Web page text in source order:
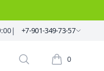
| +7-901-349-73-57
Поиск растений
0
Корзина